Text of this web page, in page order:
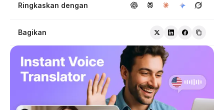
Ringkaskan dengan
Bagikan